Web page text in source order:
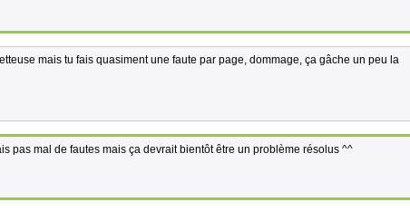
mais tu fais quasiment une faute par page, dommage, ça gâche un peu la
pas mal de fautes mais ça devrait bientôt être un problème résolus ^^